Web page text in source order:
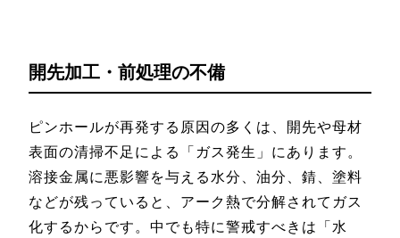
開先加工・前処理の不備
ピンホールが再発する原因の多くは、開先や母材
表面の清掃不足による「ガス発生」にあります。
溶接金属に悪影響を与える水分、油分、錆、塗料
などが残っていると、アーク熱で分解されてガス
化するからです。中でも特に警戒すべきは「水